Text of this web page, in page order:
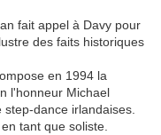
fait appel à Davy pour
des faits historiques
en 1994 la
l'honneur Michael
dance irlandaises.
tant que soliste.